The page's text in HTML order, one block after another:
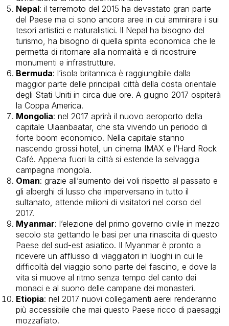
Nepal: il terremoto del 2015 ha devastato gran parte
del Paese ma ci sono ancora aree in cui ammirare i sui
tesori artistici e naturalistici. Il Nepal ha bisogno del
turismo, ha bisogno di quella spinta economica che le
permetta di ritornare alla normalità e di ricostruire
monumenti e infrastrutture.
Bermuda: l’isola britannica è raggiungibile dalla
maggior parte delle principali città della costa orientale
degli Stati Uniti in circa due ore. A giugno 2017 ospiterà
la Coppa America.
Mongolia: nel 2017 aprirà il nuovo aeroporto della
capitale Ulaanbaatar, che sta vivendo un periodo di
forte boom economico. Nella capitale stanno
nascendo grossi hotel, un cinema IMAX e l’Hard Rock
Café. Appena fuori la città si estende la selvaggia
campagna mongola.
Oman: grazie all’aumento dei voli rispetto al passato e
gli alberghi di lusso che imperversano in tutto il
sultanato, attende milioni di visitatori nel corso del
2017.
Myanmar: l’elezione del primo governo civile in mezzo
secolo sta gettando le basi per una rinascita di questo
Paese del sud-est asiatico. Il Myanmar è pronto a
ricevere un afflusso di viaggiatori in luoghi in cui le
difficoltà del viaggio sono parte del fascino, e dove la
vita si muove al ritmo senza tempo del canto dei
monaci e al suono delle campane dei monasteri.
Etiopia: nel 2017 nuovi collegamenti aerei renderanno
più accessibile che mai questo Paese ricco di paesaggi
mozzafiato.